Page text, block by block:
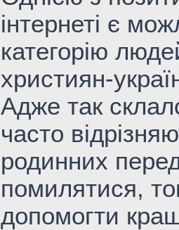
інтернеті є
категорію
християн-
Адже так
часто
родинних
помилятися,
допомогти